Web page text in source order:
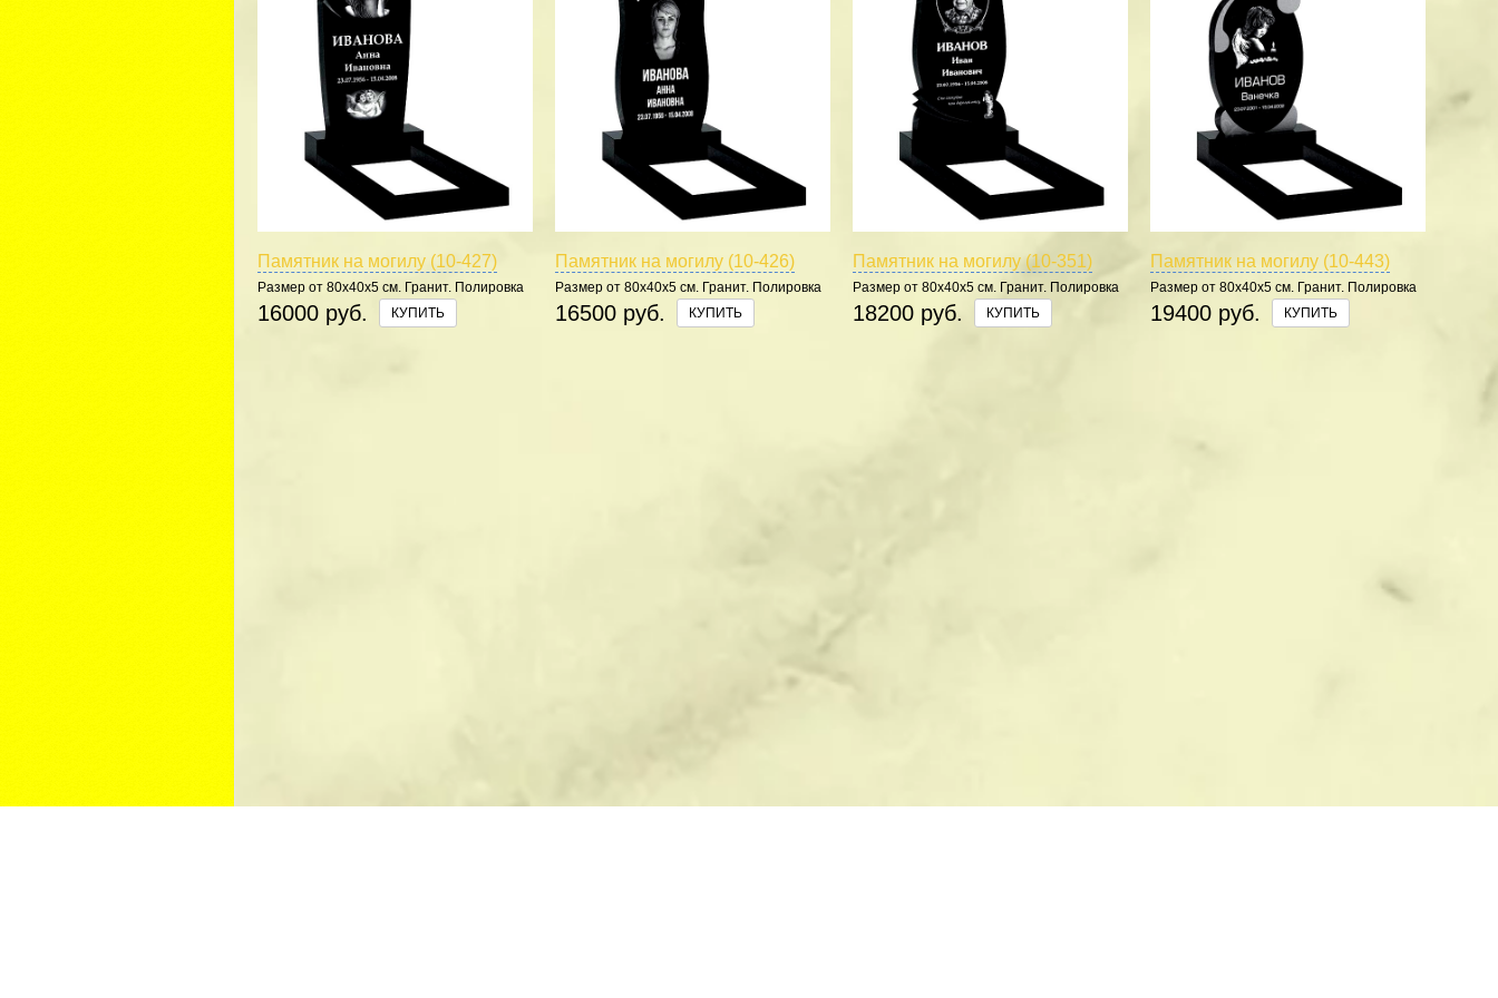
Памятник на могилу (10-427)
Размер от 80х40х5 см. Гранит. Полировка
5 сторон.
16000 руб. КУПИТЬ
Памятник на могилу (10-426)
Размер от 80х40х5 см. Гранит. Полировка
5 сторон.
16500 руб. КУПИТЬ
Памятник на могилу (10-351)
Размер от 80х40х5 см. Гранит. Полировка
5 сторон.
18200 руб. КУПИТЬ
Памятник на могилу (10-443)
Размер от 80х40х5 см. Гранит. Полировка
5 сторон.
19400 руб. КУПИТЬ